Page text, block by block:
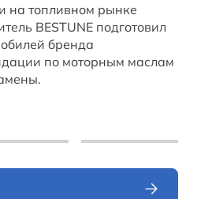
на топливном рынке
BESTUNE подготовил
бренда
по моторным маслам